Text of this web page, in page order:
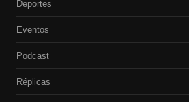
Deportes
Eventos
Podcast
Réplicas